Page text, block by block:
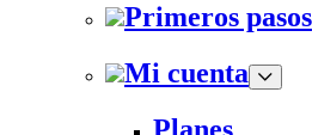
Primeros pasos
Mi cuenta